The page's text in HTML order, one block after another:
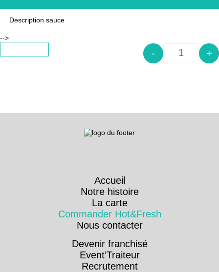
Description sauce
-->
Quantity
- +
Accueil
Notre histoire
La carte
Commander Hot&Fresh
Nous contacter
Devenir franchisé
Event’Traiteur
Recrutement